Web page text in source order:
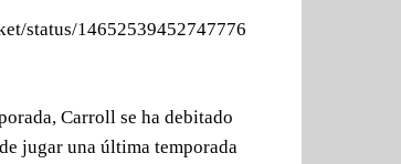
status/14652539452747776
Carroll se ha debitado
jugar una última temporada